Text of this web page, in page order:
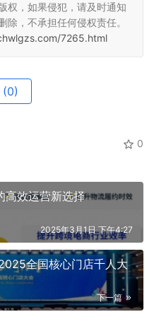
权，如果侵犯，请及时通知
，不承担任何侵权责任。
7265.html
(0)
0
高效运营新选择
2025年3月1日 下午4:27
全国核心门店千人大
下一篇